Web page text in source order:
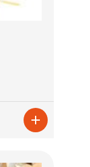
